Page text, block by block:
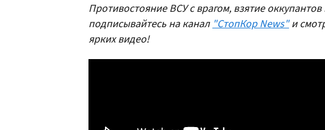
Противостояние ВСУ с врагом, взятие
подписывайтесь на канал "СтопКор News"и
ярких видео!